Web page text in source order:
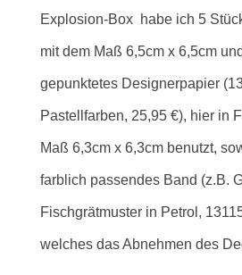
Explosion-Box habe ich 5
mit dem Maß 6,5cm x 6,5cm
gepunktetes Designerpapier
Pastellfarben, 25,95 €), hier in
Maß 6,3cm x 6,3cm benutzt,
farblich passendes Band (z.B.
Fischgrätmuster in Petrol,
welches das Abnehmen des